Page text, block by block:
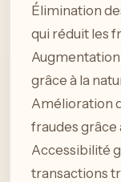
Élimination
qui réduit les
grâce à la
Amélioration
fraudes
Accessibilité
transactions